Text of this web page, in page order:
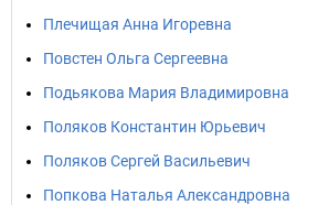
Плечищая Анна Игоревна
Повстен Ольга Сергеевна
Подьякова Мария Владимировна
Поляков Константин Юрьевич
Поляков Сергей Васильевич
Попкова Наталья Александровна